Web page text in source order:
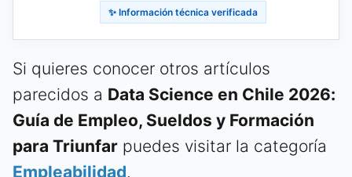
✨ Información técnica verificada
Si quieres conocer otros artículos
parecidos a Data Science en Chile 2026:
Guía de Empleo, Sueldos y Formación
para Triunfar puedes visitar la categoría
Empleabilidad.